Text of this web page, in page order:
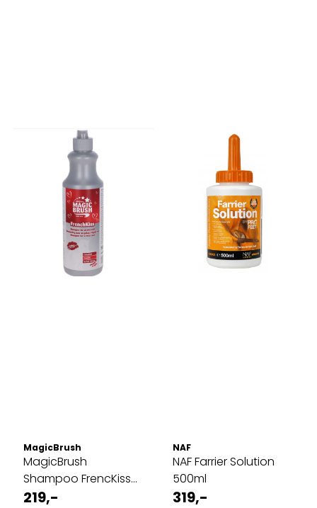
MagicBrush
MagicBrush
Shampoo FrencKiss
500ml
219,-
NAF
NAF Farrier Solution
500ml
319,-